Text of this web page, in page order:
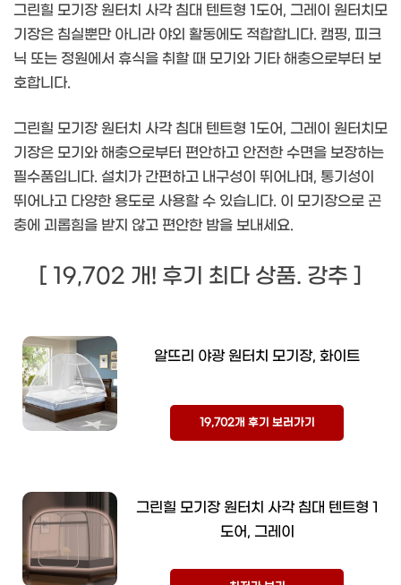
그린힐 모기장 원터치 사각 침대 텐트형 1도어, 그레이 원터치모
기장은 침실뿐만 아니라 야외 활동에도 적합합니다. 캠핑, 피크
닉 또는 정원에서 휴식을 취할 때 모기와 기타 해충으로부터 보
호합니다.
그린힐 모기장 원터치 사각 침대 텐트형 1도어, 그레이 원터치모
기장은 모기와 해충으로부터 편안하고 안전한 수면을 보장하는
필수품입니다. 설치가 간편하고 내구성이 뛰어나며, 통기성이
뛰어나고 다양한 용도로 사용할 수 있습니다. 이 모기장으로 곤
충에 괴롭힘을 받지 않고 편안한 밤을 보내세요.
[ 19,702 개! 후기 최다 상품. 강추 ]
알뜨리 야광 원터치 모기장, 화이트
19,702개 후기 보러가기
그린힐 모기장 원터치 사각 침대 텐트형 1
도어, 그레이